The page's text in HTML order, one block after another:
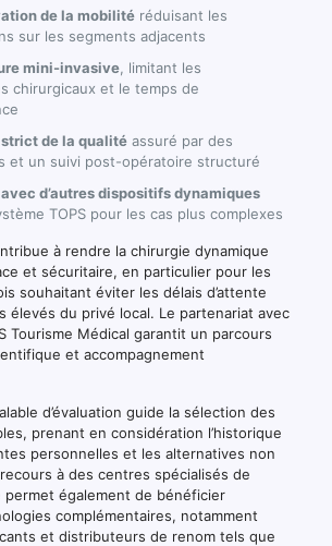
de la mobilitéréduisant les
sur les segments adjacents
mini-invasive, limitant les
chirurgicaux et le temps de
de la qualitéassuré par des
et un suivi post-opératoire structuré
d’autres dispositifs dynamiques
TOPS pour les cas plus complexes
à rendre la chirurgie dynamique
et sécuritaire, en particulier pour les
souhaitant éviter les délais d’attente
élevés du privé local. Le partenariat avec
Tourisme Médical garantit un parcours
et accompagnement
d’évaluation guide la sélection des
prenant en considération l’historique
personnelles et les alternatives non
à des centres spécialisés de
permet également de bénéficier
complémentaires, notamment
et distributeurs de renom tels que